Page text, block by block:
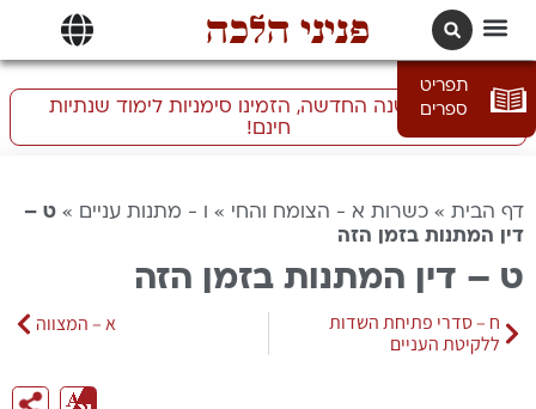
פניני הלכה
תפריט
ספרים
התכוננו לשנה החדשה, הזמינו סימניות לימוד שנתיות
חינם!
דף הבית » כשרות א - הצומח והחי » ו - מתנות עניים » ט –
דין המתנות בזמן הזה
ט – דין המתנות בזמן הזה
ח – סדרי פתיחת השדות
ללקיטת העניים
א – המצווה